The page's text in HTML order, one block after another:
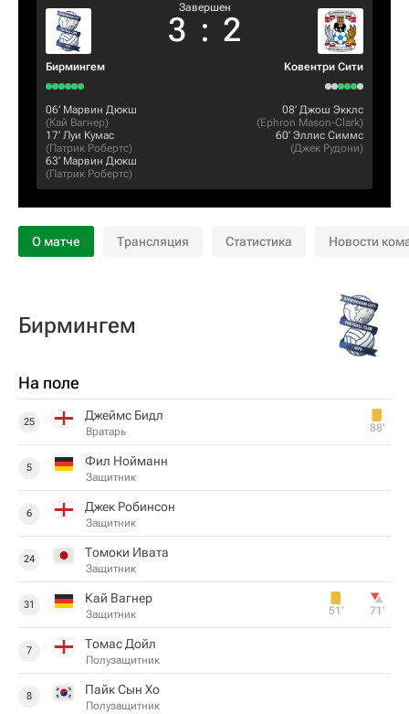
Бирмингем
Завершен
3 : 2
Ковентри Сити
06‎’‎ Марвин Дюкш
(Кай Вагнер)
17‎’‎ Луи Кумас
(Патрик Робертс)
63‎’‎ Марвин Дюкш
(Патрик Робертс)
08‎’‎ Джош Экклс
(Ephron Mason-Clark)
60‎’‎ Эллис Симмс
(Джек Рудони)
О матче Трансляция Статистика Новости
Бирмингем
На поле
25 Джеймс Бидл
Вратарь 88‎’‎
5 Фил Нойманн
Защитник
6 Джек Робинсон
Защитник
24 Томоки Ивата
Защитник
31 Кай Вагнер
Защитник 51‎’‎ 71‎’‎
7 Томас Дойл
Полузащитник
8 Пайк Сын Хо
Полузащитник